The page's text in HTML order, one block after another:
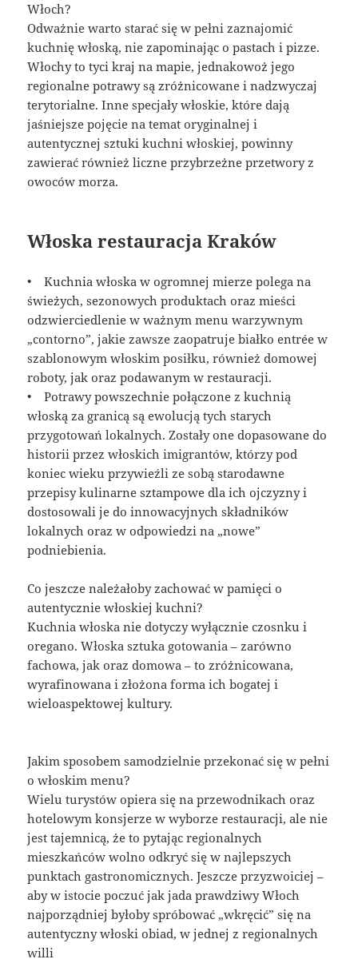
Włoch?
Odważnie warto starać się w pełni zaznajomić
kuchnię włoską, nie zapominając o pastach i pizze.
Włochy to tyci kraj na mapie, jednakowoż jego
regionalne potrawy są zróżnicowane i nadzwyczaj
terytorialne. Inne specjały włoskie, które dają
jaśniejsze pojęcie na temat oryginalnej i
autentycznej sztuki kuchni włoskiej, powinny
zawierać również liczne przybrzeżne przetwory z
owoców morza.
Włoska restauracja Kraków
• Kuchnia włoska w ogromnej mierze polega na
świeżych, sezonowych produktach oraz mieści
odzwierciedlenie w ważnym menu warzywnym
„contorno”, jakie zawsze zaopatruje białko entrée w
szablonowym włoskim posiłku, również domowej
roboty, jak oraz podawanym w restauracji.
• Potrawy powszechnie połączone z kuchnią
włoską za granicą są ewolucją tych starych
przygotowań lokalnych. Zostały one dopasowane do
historii przez włoskich imigrantów, którzy pod
koniec wieku przywieźli ze sobą starodawne
przepisy kulinarne sztampowe dla ich ojczyzny i
dostosowali je do innowacyjnych składników
lokalnych oraz w odpowiedzi na „nowe”
podniebienia.
Co jeszcze należałoby zachować w pamięci o
autentycznie włoskiej kuchni?
Kuchnia włoska nie dotyczy wyłącznie czosnku i
oregano. Włoska sztuka gotowania – zarówno
fachowa, jak oraz domowa – to zróżnicowana,
wyrafinowana i złożona forma ich bogatej i
wieloaspektowej kultury.
Jakim sposobem samodzielnie przekonać się w pełni
o włoskim menu?
Wielu turystów opiera się na przewodnikach oraz
hotelowym konsjerze w wyborze restauracji, ale nie
jest tajemnicą, że to pytając regionalnych
mieszkańców wolno odkryć się w najlepszych
punktach gastronomicznych. Jeszcze przyzwoiciej –
aby w istocie poczuć jak jada prawdziwy Włoch
najporządniej byłoby spróbować „wkręcić” się na
autentyczny włoski obiad, w jednej z regionalnych
willi